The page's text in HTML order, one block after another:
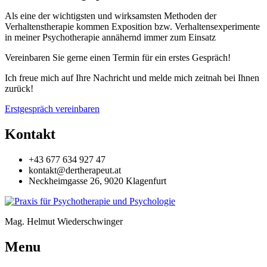
Als eine der wichtigsten und wirksamsten Methoden der
Verhaltenstherapie kommen Exposition bzw. Verhaltensexperimente
in meiner Psychotherapie annähernd immer zum Einsatz
Vereinbaren Sie gerne einen Termin für ein erstes Gespräch!
Ich freue mich auf Ihre Nachricht und melde mich zeitnah bei Ihnen
zurück!
Erstgespräch vereinbaren
Kontakt
+43 677 634 927 47
kontakt@dertherapeut.at
Neckheimgasse 26, 9020 Klagenfurt
Mag. Helmut Wiederschwinger
Menu